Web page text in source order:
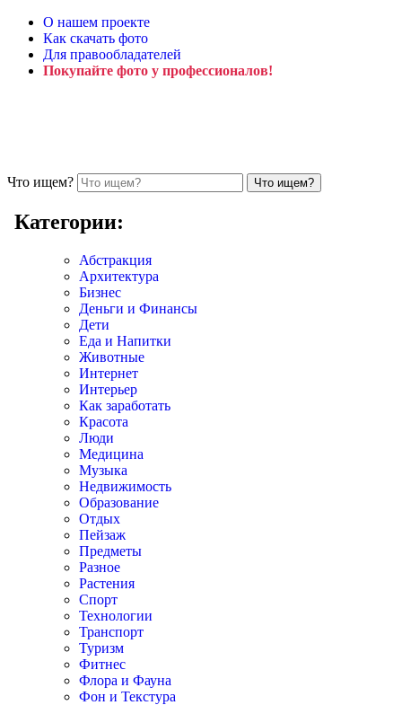
О нашем проекте
Как скачать фото
Для правообладателей
Покупайте фото у профессионалов!
Что ищем?
Категории:
Абстракция
Архитектура
Бизнес
Деньги и Финансы
Дети
Еда и Напитки
Животные
Интернет
Интерьер
Как заработать
Красота
Люди
Медицина
Музыка
Недвижимость
Образование
Отдых
Пейзаж
Предметы
Разное
Растения
Спорт
Технологии
Транспорт
Туризм
Фитнес
Флора и Фауна
Фон и Текстура